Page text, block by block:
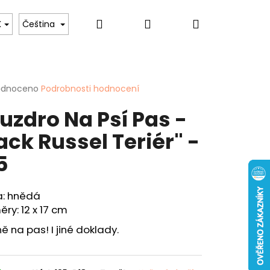
Pro ženy Hobby & Záliby
Čeština Hledat PřihlášeníNákupní
Podrobnosti hodnocení
Na Psí Pas -
Russel Teriér" -
hnědá
12 x 17 cm
na pas! I jiné doklady.
- "KAPR" - 40